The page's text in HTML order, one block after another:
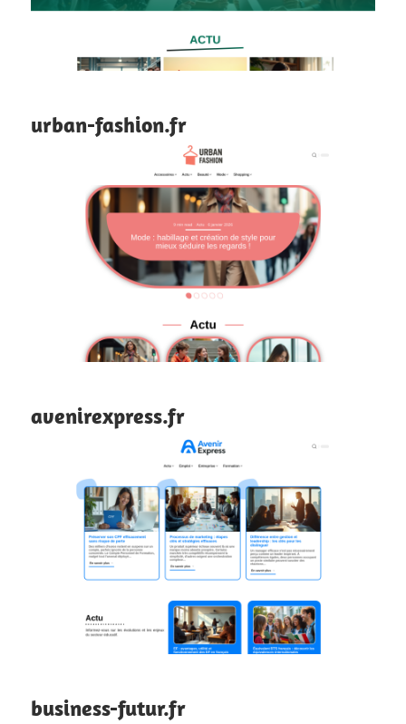
urban-fashion.fr
avenirexpress.fr
business-futur.fr